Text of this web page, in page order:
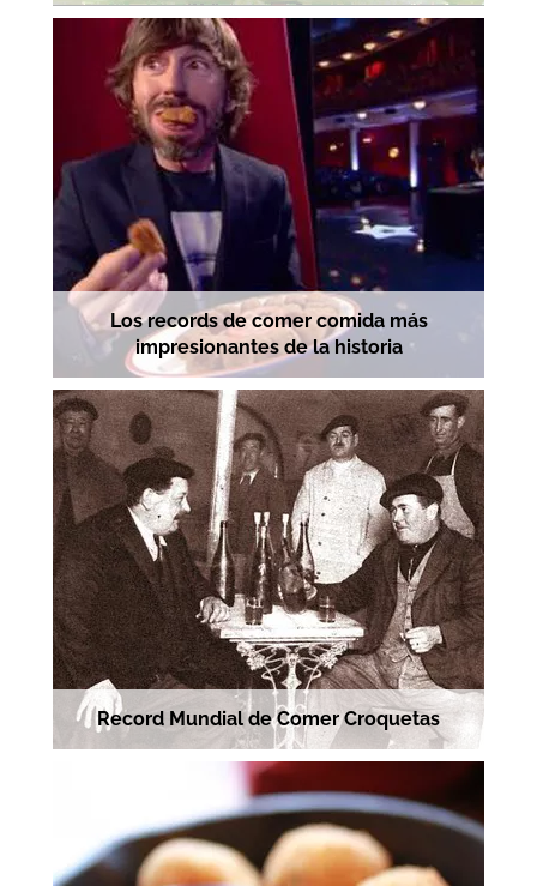
Los records de comer comida más
impresionantes de la historia
Record Mundial de Comer Croquetas